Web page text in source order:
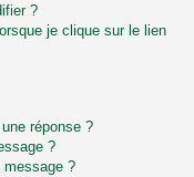
?
je clique sur le lien
réponse ?
?
message ?